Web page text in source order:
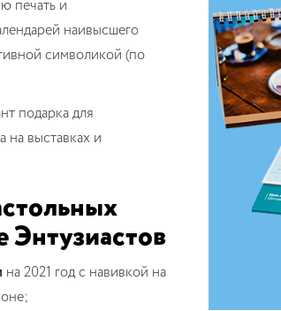
печать и
наивысшего
символикой (по
подарка для
на выставках и
Энтузиастов
на 2021 год с навивкой на